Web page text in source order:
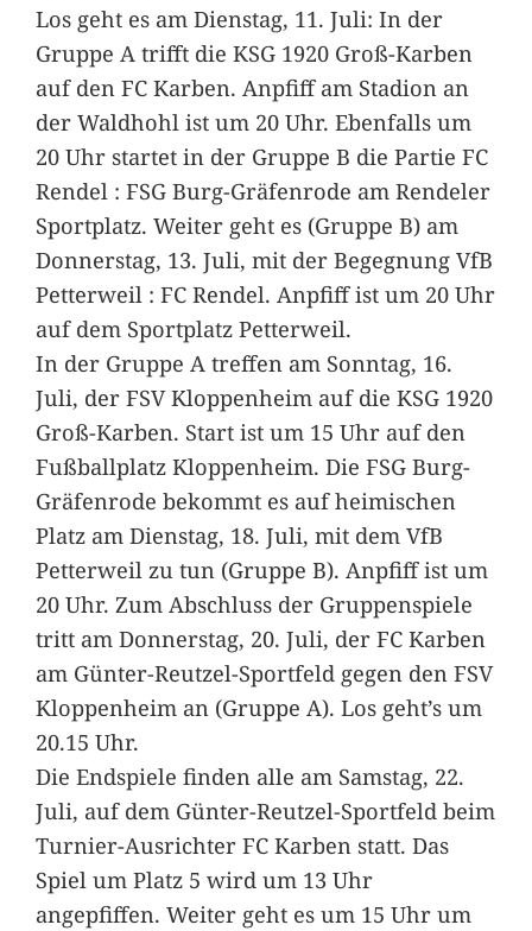
Los geht es am Dienstag, 11. Juli: In der
Gruppe A trifft die KSG 1920 Groß-Karben
auf den FC Karben. Anpfiff am Stadion an
der Waldhohl ist um 20 Uhr. Ebenfalls um
20 Uhr startet in der Gruppe B die Partie FC
Rendel : FSG Burg-Gräfenrode am Rendeler
Sportplatz. Weiter geht es (Gruppe B) am
Donnerstag, 13. Juli, mit der Begegnung VfB
Petterweil : FC Rendel. Anpfiff ist um 20 Uhr
auf dem Sportplatz Petterweil.
In der Gruppe A treffen am Sonntag, 16.
Juli, der FSV Kloppenheim auf die KSG 1920
Groß-Karben. Start ist um 15 Uhr auf den
Fußballplatz Kloppenheim. Die FSG Burg-
Gräfenrode bekommt es auf heimischen
Platz am Dienstag, 18. Juli, mit dem VfB
Petterweil zu tun (Gruppe B). Anpfiff ist um
20 Uhr. Zum Abschluss der Gruppenspiele
tritt am Donnerstag, 20. Juli, der FC Karben
am Günter-Reutzel-Sportfeld gegen den FSV
Kloppenheim an (Gruppe A). Los geht’s um
20.15 Uhr.
Die Endspiele finden alle am Samstag, 22.
Juli, auf dem Günter-Reutzel-Sportfeld beim
Turnier-Ausrichter FC Karben statt. Das
Spiel um Platz 5 wird um 13 Uhr
angepfiffen. Weiter geht es um 15 Uhr um